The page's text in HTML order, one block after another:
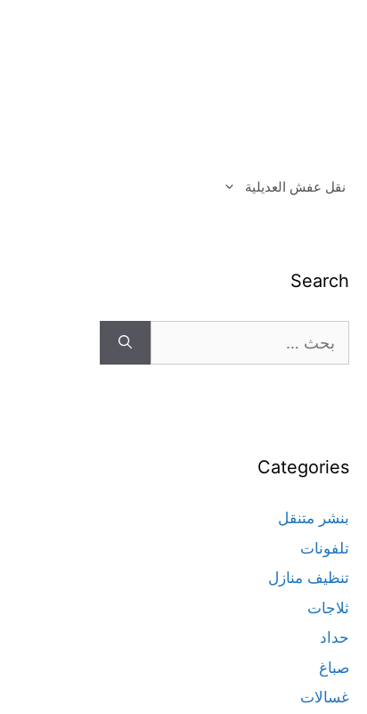
نقل عفش العديلية
Search
Categories
بنشر متنقل
تلفونات
تنظيف منازل
ثلاجات
حداد
صباغ
غسالات